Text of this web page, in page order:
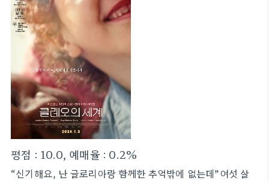
평점 : 10.0, 예매율 : 0.2%
“신기해요, 난 글로리아랑 함께한 추억밖에 없는데”여섯 살